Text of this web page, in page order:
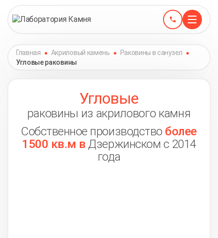
Главная Акриловый камень
Раковины в санузел
Угловые раковины
Угловые
раковины из акрилового камня
Собственное производство более
1500 кв.м в Дзержинском с 2014
года